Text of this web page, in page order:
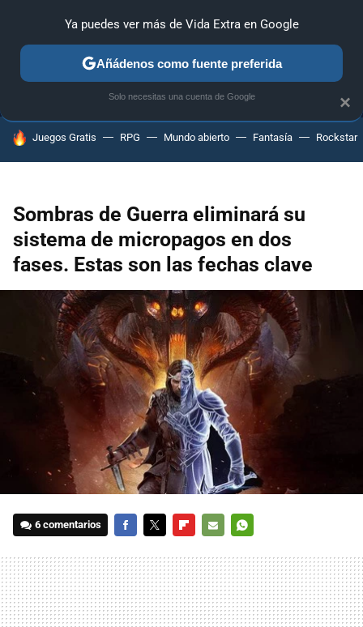
MENÚ NUEVO
GUÍAS Y TRUCOS PC SONY
HOY SE HABLA DE
Juegos Gratis RPG Mundo abierto Fantasía Rockstar
Sombras de Guerra eliminará su
sistema de micropagos en dos
fases. Estas son las fechas clave
6 comentarios
MAIL
×
Ya puedes ver más de Vida Extra en Google
Añádenos como fuente preferida
Solo necesitas una cuenta de Google